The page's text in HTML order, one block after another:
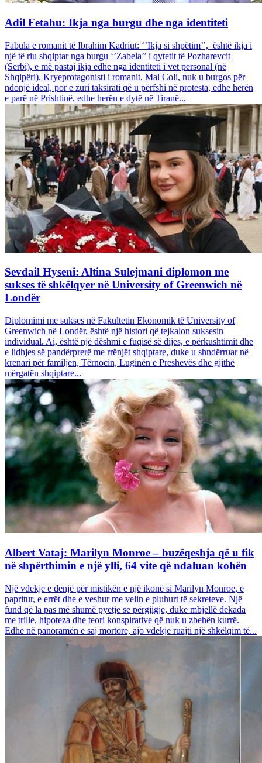
Adil Fetahu: Ikja nga burgu dhe nga identiteti
Fabula e romanit të Ibrahim Kadriut: ‘’Ikja si shpëtim’’, është ikja i
një të riu shqiptar nga burgu ‘’Zabela’’ i qytetit të Pozharevcit
(Serbi), e më pastaj ikja edhe nga identiteti i vet personal (në
Shqipëri). Kryeprotagonisti i romanit, Mal Coli, nuk u burgos për
ndonjë ideal, por e zuri taksirati që u përfshi në protesta, edhe herën
e parë në Prishtinë, edhe herën e dytë në Tiranë...
Sevdail Hyseni: Altina Sulejmani diplomon me
sukses të shkëlqyer në University of Greenwich në
Londër
Diplomimi me sukses në Fakultetin Ekonomik të University of
Greenwich në Londër, është një histori që tejkalon suksesin
individual. Ai, është një dëshmi e fuqisë së dijes, e përkushtimit dhe
e lidhjes së pandërprerë me rrënjët shqiptare, duke u shndërruar në
krenari për familjen, Tërnocin, Luginën e Preshevës dhe gjithë
mërgatën shqiptare...
Albert Vataj: Marilyn Monroe – buzëqeshja që u fik
në shpërthimin e një ylli, 64 vite që ndaluan kohën
Një vdekje e denjë për mistikën e një ikonë si Marilyn Monroe, e
papritur, e errët dhe e veshur me velin e pluhurt të sekreteve. Një
fund që la pas më shumë pyetje se përgjigje, duke mbjellë dekada
me trille, hipoteza dhe teori konspirative që nuk u zbehën kurrë.
Edhe në panoramën e saj mortore, ajo vdekje ruajti një shkëlqim të...